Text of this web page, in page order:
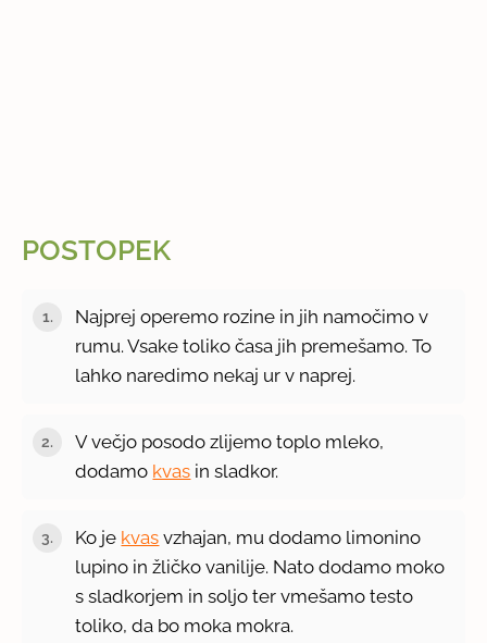
POSTOPEK
Najprej operemo rozine in jih namočimo v
rumu. Vsake toliko časa jih premešamo. To
lahko naredimo nekaj ur v naprej.
V večjo posodo zlijemo toplo mleko,
dodamo kvas in sladkor.
Ko je kvas vzhajan, mu dodamo limonino
lupino in žličko vanilije. Nato dodamo moko
s sladkorjem in soljo ter vmešamo testo
toliko, da bo moka mokra.